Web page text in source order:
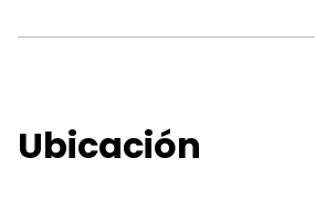
Ubicación